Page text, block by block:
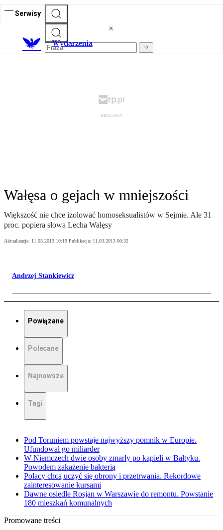
Serwisy
Wydarzenia
Wałęsa o gejach w mniejszości
Większość nie chce izolować homoseksualistów w Sejmie. Ale 31
proc. popiera słowa Lecha Wałęsy
Aktualizacja: 11.03.2013 10:19 Publikacja: 11.03.2013 00:32
Andrzej Stankiewicz
Powiązane
Polecane
Najnowsze
Tagi
Pod Toruniem powstaje najwyższy pomnik w Europie.
Ufundował go miliarder
W Niemczech dwie osoby zmarły po kąpieli w Bałtyku.
Powodem zakażenie bakterią
Polacy chcą uczyć się obrony i przetrwania. Rekordowe
zainteresowanie kursami
Dawne osiedle Rosjan w Warszawie do remontu. Powstanie
180 mieszkań komunalnych
Promowane treści